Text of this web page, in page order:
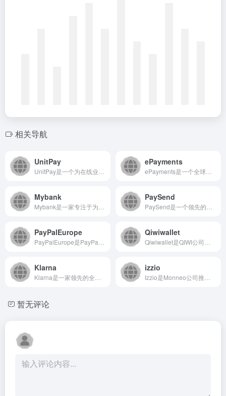
相关导航
UnitPay ePayments
Mybank PaySend
PayPalEurope Qiwiwallet
Klarna izzio
暂无评论